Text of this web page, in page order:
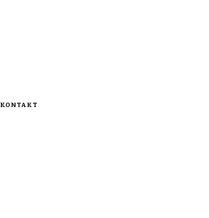
KONTAKT